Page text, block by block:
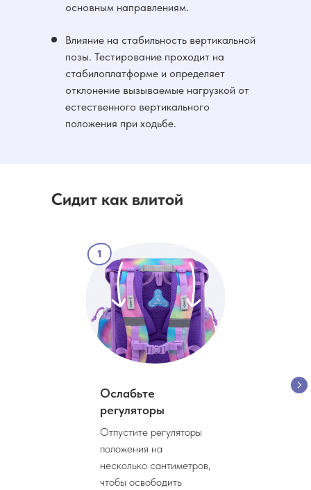
основным направлениям.
Влияние на стабильность вертикальной
позы. Тестирование проходит на
стабилоплатформе и определяет
отклонение вызываемые нагрузкой от
естественного вертикального
положения при ходьбе.
Сидит как влитой
Ослабьте
регуляторы
Отпустите регуляторы
положения на
несколько сантиметров,
чтобы освободить